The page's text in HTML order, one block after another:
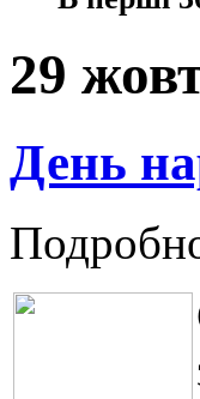
29
День